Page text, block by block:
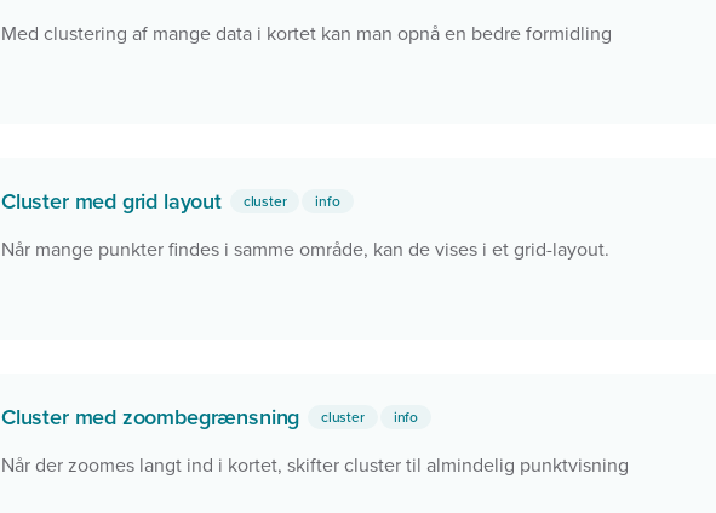
Med clustering af mange data i kortet kan man opnå en bedre formidling
Cluster med grid layout cluster info
Når mange punkter findes i samme område, kan de vises i et grid-layout.
Cluster med zoombegrænsning cluster info
Når der zoomes langt ind i kortet, skifter cluster til almindelig punktvisning